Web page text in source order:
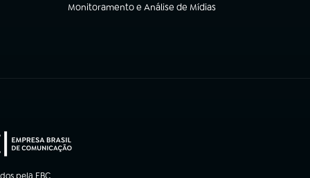
Monitoramento e Análise de Mídias
(abre em nova aba)